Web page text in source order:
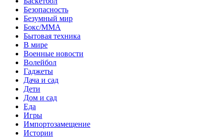
Безопасность
Безумный мир
Бокс/MMA
Бытовая техника
В мире
Военные новости
Волейбол
Гаджеты
Дача и сад
Дети
Дом и сад
Еда
Игры
Импортозамещение
Истории